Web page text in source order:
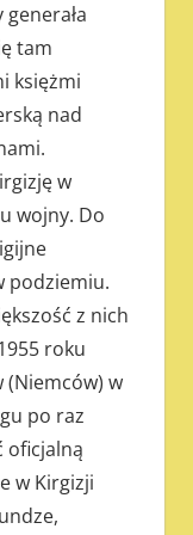
tam
księżmi
nad
w
wojny. Do
podziemiu.
z nich
roku
w
po raz
oficjalną
w Kirgizji